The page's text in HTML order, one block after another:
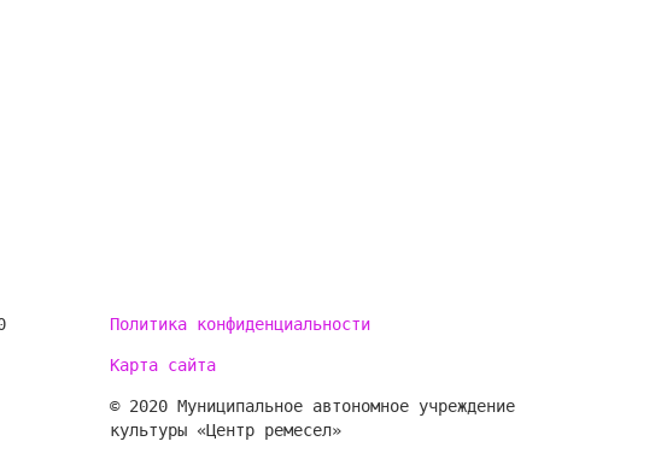
Политика конфиденциальности
Карта сайта
© 2020 Муниципальное автономное учреждение
культуры «Центр ремесел»